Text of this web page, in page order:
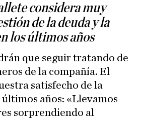
considera muy
de la deuda y la
los últimos años
que seguir tratando de
de la compañía. El
satisfecho de la
años: «Llevamos
sorprendiendo al